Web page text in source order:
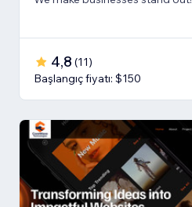
4,8 (11)
Başlangıç fiyatı: $150